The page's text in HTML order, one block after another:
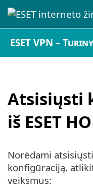
ESET VPN –
Atsisiųsti
iš ESET
Norėdami
konfigūraciją,
veiksmus: